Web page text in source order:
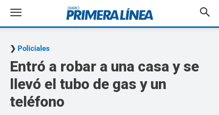
Policiales
Entró a robar a una casa y se
llevó el tubo de gas y un
teléfono